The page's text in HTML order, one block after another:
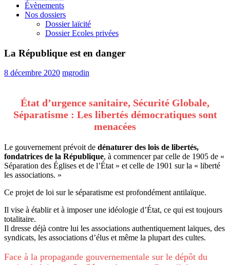
Évènements
Nos dossiers
Dossier laïcité
Dossier Ecoles privées
La République est en danger
8 décembre 2020 mgrodin
État d’urgence sanitaire, Sécurité Globale,
Séparatisme : Les libertés démocratiques sont
menacées
Le gouvernement prévoit de dénaturer des lois de libertés,
fondatrices de la République, à commencer par celle de 1905 de «
Séparation des Églises et de l’État » et celle de 1901 sur la « liberté
les associations. »
Ce projet de loi sur le séparatisme est profondément antilaïque.
Il vise à établir et à imposer une idéologie d’État, ce qui est toujours
totalitaire.
Il dresse déjà contre lui les associations authentiquement laïques, des
syndicats, les associations d’élus et même la plupart des cultes.
Face à la propagande gouvernementale sur le dépôt du